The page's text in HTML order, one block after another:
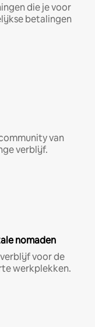
die je voor
betalingen
van
verblijf.
nomaden
voor de
werkplekken.